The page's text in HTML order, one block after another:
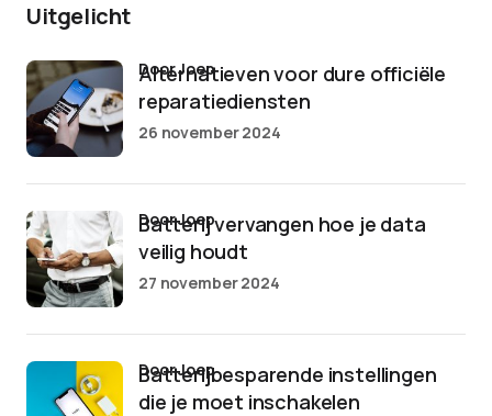
Uitgelicht
Alternatieven voor dure officiële
reparatiediensten
door Joep
26 november 2024
Batterij vervangen hoe je data
veilig houdt
door Joep
27 november 2024
Batterijbesparende instellingen
die je moet inschakelen
door Joep